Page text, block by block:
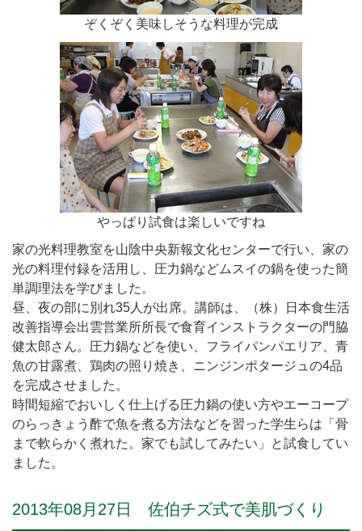
ぞくぞく美味しそうな料理が完成
やっぱり試食は楽しいですね
家の光料理教室を山陰中央新報文化センターで行い、家の
光の料理付録を活用し、圧力鍋などムスイの鍋を使った簡
単調理法を学びました。
昼、夜の部に別れ35人が出席。講師は、（株）日本食生活
改善指導会出雲営業所所長で食育インストラクターの門脇
健太郎さん。圧力鍋などを使い、フライパンパエリア、青
魚の甘露煮、鶏肉の照り焼き、ニンジンポタージュの4品
を完成させました。
時間短縮でおいしく仕上げる圧力鍋の使い方やエーコープ
のらっきょう酢で魚を煮る方法などを習った学生らは「骨
まで軟らかく煮れた。家でも試してみたい」と試食してい
ました。
2013年08月27日 佐伯チズ式で美肌づくり